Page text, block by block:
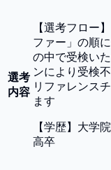
選考
内容
【選考フロー 】
ファー」の順
の中で受検い
ンにより受検
リファレンス
ます
【学歴】 大学
高卒